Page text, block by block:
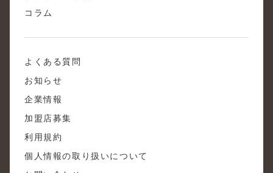
コラム
よくある質問
お知らせ
企業情報
加盟店募集
利用規約
個人情報の取り扱いについて